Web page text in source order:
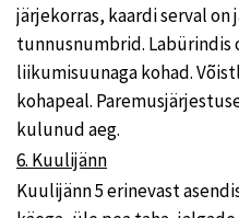
järjekorras, kaardi serval on
tunnusnumbrid. Labürindis
liikumisuunaga kohad.
kohapeal.
kulunud aeg.
6. Kuulijänn
Kuulijänn 5 erinevast